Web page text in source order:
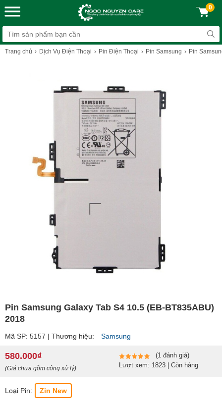
0
Trang chủ Dịch Vụ Điện Thoại Pin Điện Thoại Pin Samsung Pin
Pin Samsung Galaxy Tab S4 10.5 (EB-BT835ABU)
2018
Mã SP: 5157 | Thương hiệu: Samsung
580.000₫
(Giá chưa gồm công xử lý)
(1 đánh giá)
Lượt xem: 1823 | Còn hàng
Loại Pin: Zin New